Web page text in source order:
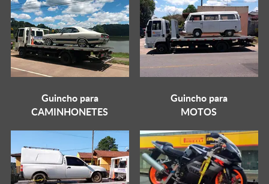
Guincho para
CAMINHONETES
Guincho para
MOTOS